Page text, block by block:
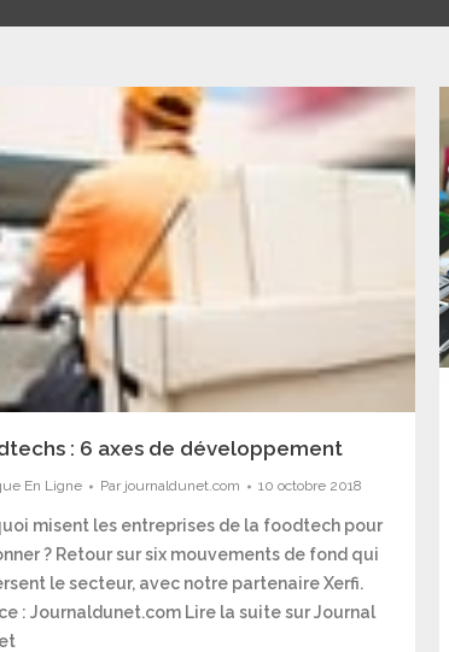
: 6 axes de développement
En Ligne Par journaldunet.com 10 octobre 2018
misent les entreprises de la foodtech pour
? Retour sur six mouvements de fond qui
le secteur, avec notre partenaire Xerfi.
: Journaldunet.com Lire la suite sur Journal